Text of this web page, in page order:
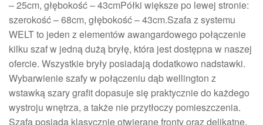
– 25cm, głębokość – 43cmPółki większe po lewej stronie:
szerokość – 68cm, głębokość – 43cm.Szafa z systemu
WELT to jeden z elementów awangardowego połączenie
kilku szaf w jedną dużą bryłę, która jest dostępna w naszej
ofercie. Wszystkie bryły posiadają dodatkowo nadstawki.
Wybarwienie szafy w połączeniu dąb wellington z
wstawką szary grafit dopasuje się praktycznie do każdego
wystroju wnętrza, a także nie przytłoczy pomieszczenia.
Szafa posiada klasycznie otwierane fronty oraz delikatne,